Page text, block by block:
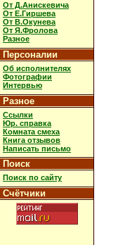
От Д.Анискевича
От Е.Гиршева
От В.Окунева
От Я.Фролова
Разное
Персоналии
Об исполнителях
Фотографии
Интервью
Разное
Ссылки
Юр. справка
Комната смеха
Книга отзывов
Написать письмо
Поиск
Поиск по сайту
Счётчики